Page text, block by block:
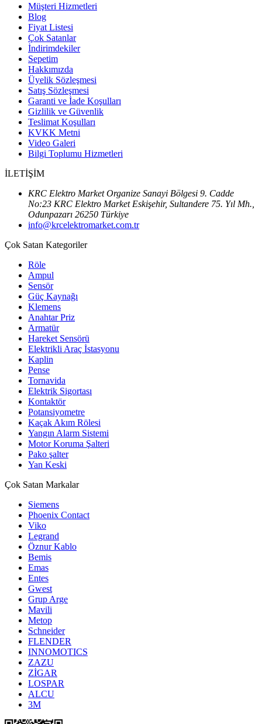
Müşteri Hizmetleri
Blog
Fiyat Listesi
Çok Satanlar
İndirimdekiler
Sepetim
Hakkımızda
Üyelik Sözleşmesi
Satış Sözleşmesi
Garanti ve İade Koşulları
Gizlilik ve Güvenlik
Teslimat Koşulları
KVKK Metni
Video Galeri
Bilgi Toplumu Hizmetleri
İLETİŞİM
KRC Elektro Market Organize Sanayi Bölgesi 9. Cadde
No:23 KRC Elektro Market Eskişehir, Sultandere 75. Yıl Mh.,
Odunpazarı 26250 Türkiye
info@krcelektromarket.com.tr
Çok Satan Kategoriler
Röle
Ampul
Sensör
Güç Kaynağı
Klemens
Anahtar Priz
Armatür
Hareket Sensörü
Elektrikli Araç İstasyonu
Kaplin
Pense
Tornavida
Elektrik Sigortası
Kontaktör
Potansiyometre
Kaçak Akım Rölesi
Yangın Alarm Sistemi
Motor Koruma Şalteri
Pako şalter
Yan Keski
Çok Satan Markalar
Siemens
Phoenix Contact
Viko
Legrand
Öznur Kablo
Bemis
Emas
Entes
Gwest
Grup Arge
Mavili
Metop
Schneider
FLENDER
INNOMOTICS
ZAZU
ZİGAR
LOSPAR
ALCU
3M